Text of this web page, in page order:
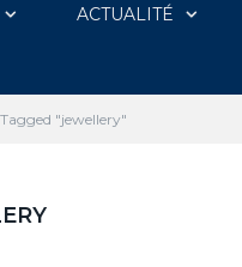
ACTUALITÉ
"jewellery"